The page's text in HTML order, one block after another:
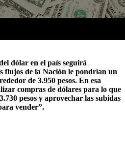
dólar en el país seguirá
flujos de la Nación le pondrían un
de 3.950 pesos. En esa
compras de dólares para lo que
pesos y aprovechar las subidas
vender”.